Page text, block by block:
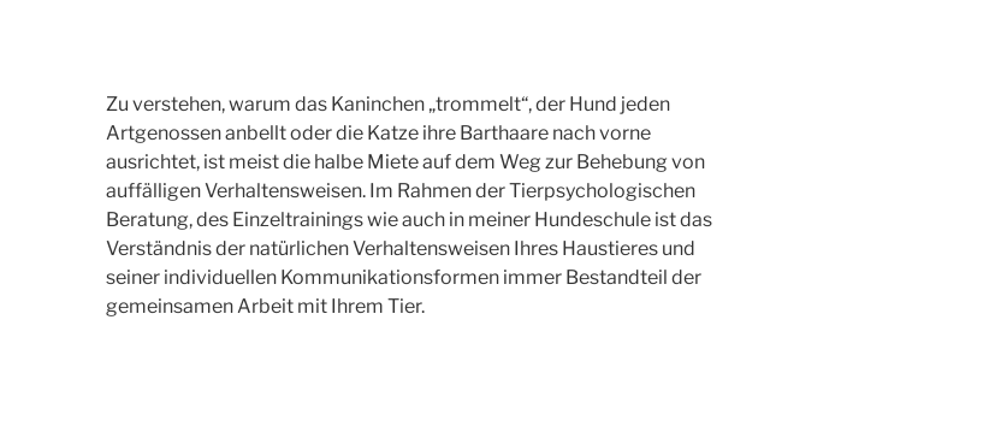
Zu verstehen, warum das Kaninchen „trommelt“, der Hund jeden
Artgenossen anbellt oder die Katze ihre Barthaare nach vorne
ausrichtet, ist meist die halbe Miete auf dem Weg zur Behebung von
auffälligen Verhaltensweisen. Im Rahmen der Tierpsychologischen
Beratung, des Einzeltrainings wie auch in meiner Hundeschule ist das
Verständnis der natürlichen Verhaltensweisen Ihres Haustieres und
seiner individuellen Kommunikationsformen immer Bestandteil der
gemeinsamen Arbeit mit Ihrem Tier.